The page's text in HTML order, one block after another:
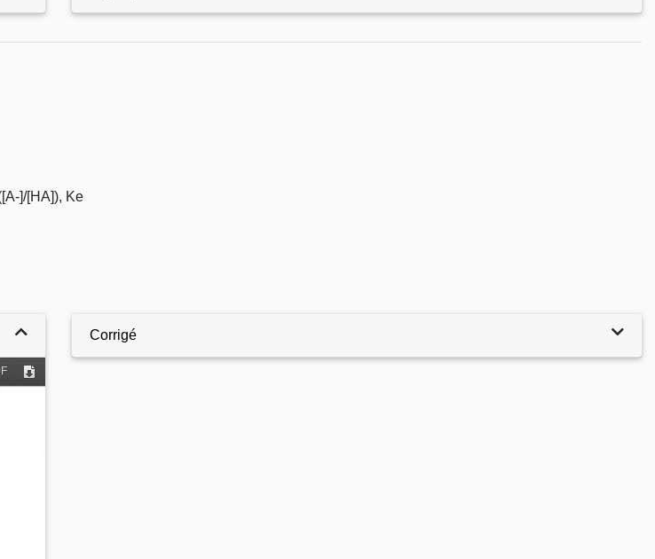
]/[HA]), Ke
Corrigé